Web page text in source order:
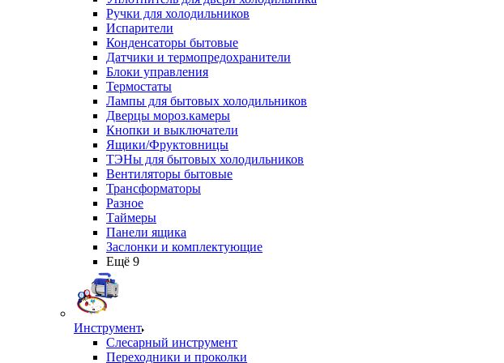
Ручки для холодильников
Испарители
Конденсаторы бытовые
Датчики и термопредохранители
Блоки управления
Термостаты
Лампы для бытовых холодильников
Дверцы мороз.камеры
Кнопки и выключатели
Ящики/Фруктовницы
ТЭНы для бытовых холодильников
Вентиляторы бытовые
Трансформаторы
Разное
Таймеры
Панели ящика
Заслонки и комплектующие
Ещё 9
Инструмент
Слесарный инструмент
Переходники и проколки